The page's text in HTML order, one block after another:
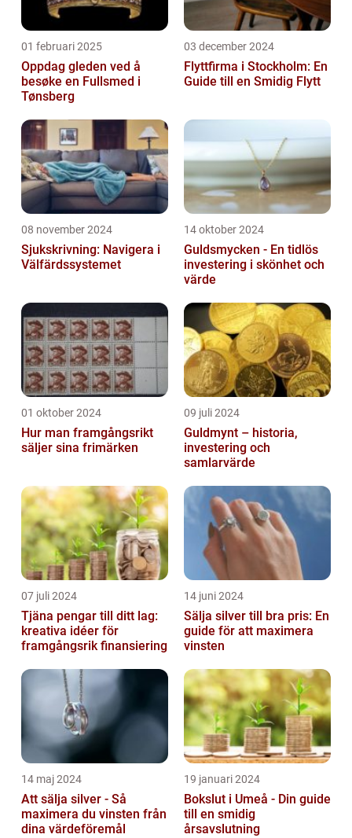
01 februari 2025
Oppdag gleden ved å
besøke en Fullsmed i
Tønsberg
03 december 2024
Flyttfirma i Stockholm: En
Guide till en Smidig Flytt
08 november 2024
Sjukskrivning: Navigera i
Välfärdssystemet
14 oktober 2024
Guldsmycken - En tidlös
investering i skönhet och
värde
01 oktober 2024
Hur man framgångsrikt
säljer sina frimärken
09 juli 2024
Guldmynt – historia,
investering och
samlarvärde
07 juli 2024
Tjäna pengar till ditt lag:
kreativa idéer för
framgångsrik finansiering
14 juni 2024
Sälja silver till bra pris: En
guide för att maximera
vinsten
14 maj 2024
Att sälja silver - Så
maximera du vinsten från
dina värdeföremål
19 januari 2024
Bokslut i Umeå - Din guide
till en smidig
årsavslutning